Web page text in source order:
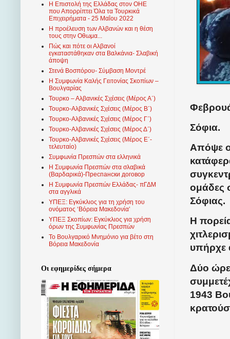
Σόφια.
Απόψε
ομάδες
Σόφιας.
Η
υπήρχε
Δύο
1943
Η Επιστολή της Ελλάδας στον ΟΗΕ
που Απορρίπτει Όλα τα Τουρκικά
Επιχειρήματα - 25 Μαΐου 2022
Η προέλευση των Αλβανών και η θέση
τους στην Οθωμα...
Πώς και πότε οι Αλβανοί
εγκαταστάθηκαν στα Βαλκάνια- Σλαβική
άποψη
Στενά Βοσπόρου- Σύμβαση Μοντρέ
Η Συμφωνία Καλής Γειτονίας Σκοπίων –
Βουλγαρίας
Τουρκο – Αλβανικές Σχέσεις (Mέρος Α΄)
Τουρκο-Αλβανικές Σχέσεις (Μέρος Β΄)
Τουρκο-Αλβανικές Σχέσεις (Μέρος Γ΄)
Τουρκο-Αλβανικές Σχέσεις (Μέρος Δ΄)
Τουρκο-Αλβανικές Σχέσεις (Μέρος Ε΄-
τελευταίο)
Συμφωνία Πρεσπών στα ελληνικά
Η Συμφωνία Πρεσπών στα σλαβικά
(Βαρδαρικά)-Преспански договор
Η Συμφωνία Πρεσπών Ελλάδας- πΓΔΜ
στα αγγλικά
ΥΠΕΞ: Εγκύκλιος για τη χρήση του
ονόματος ‘Βόρεια Μακεδονία’
ΥΠΕΞ Σκοπίων: Εγκύκλιος για χρήση
όρων της Συμφωνίας Πρεσπών
Το Βουλγαρικό Μνημόνιο για βέτο στη
Βόρεια Μακεδονία
Οι εφημερίδες σήμερα